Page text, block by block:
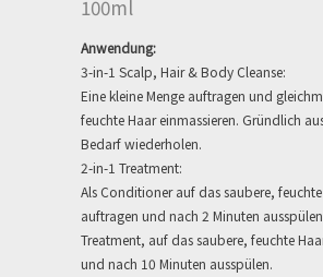
100ml
Anwendung:
3-in-1 Scalp, Hair & Body Cleanse:
Eine kleine Menge auftragen und
feuchte Haar einmassieren. Gründlich
Bedarf wiederholen.
2-in-1 Treatment:
Als Conditioner auf das saubere,
auftragen und nach 2 Minuten
Treatment, auf das saubere, feuchte
und nach 10 Minuten ausspülen.